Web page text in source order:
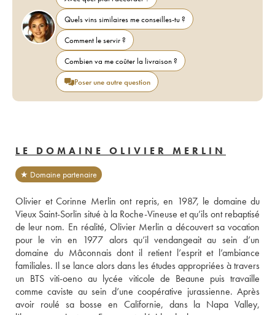
Quels vins similaires me conseilles-tu ?
Comment le servir ?
Combien va me coûter la livraison ?
Poser une autre question
LE DOMAINE OLIVIER MERLIN
★ Domaine partenaire
Olivier et Corinne Merlin ont repris, en 1987, le domaine du
Vieux Saint-Sorlin situé à la Roche-Vineuse et qu’ils ont rebaptisé
de leur nom. En réalité, Olivier Merlin a découvert sa vocation
pour le vin en 1977 alors qu’il vendangeait au sein d’un
domaine du Mâconnais dont il retient l’esprit et l’ambiance
familiales. Il se lance alors dans les études appropriées à travers
un BTS viti-oeno au lycée viticole de Beaune puis travaille
comme caviste au sein d’une coopérative jurassienne. Après
avoir roulé sa bosse en Californie, dans la Napa Valley,